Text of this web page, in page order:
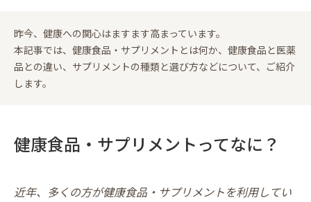
昨今、健康への関心はますます高まっています。
本記事では、健康食品・サプリメントとは何か、健康食品と医薬
品との違い、サプリメントの種類と選び方などについて、ご紹介
します。
健康食品・サプリメントってなに？
近年、多くの方が健康食品・サプリメントを利用してい